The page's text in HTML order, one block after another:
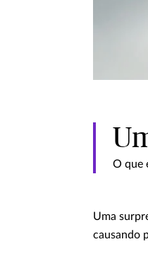
O que
Uma
causando